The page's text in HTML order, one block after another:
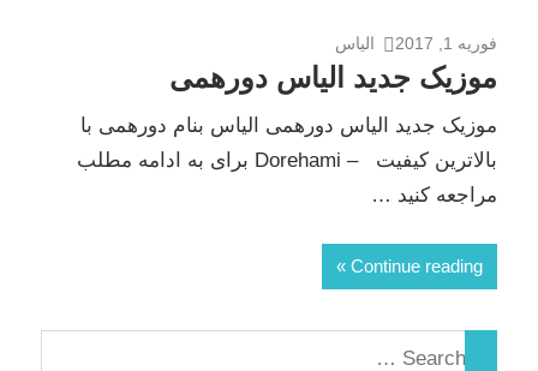
فوریه 1, 2017 الیاس
موزیک جدید الیاس دورهمی
موزیک جدید الیاس دورهمی الیاس بنام دورهمی با
بالاترین کیفیت – Dorehami برای به ادامه مطلب
مراجعه کنید …
Continue reading